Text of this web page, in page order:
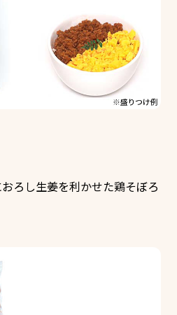
ろし生姜を利かせた鶏そぼろ